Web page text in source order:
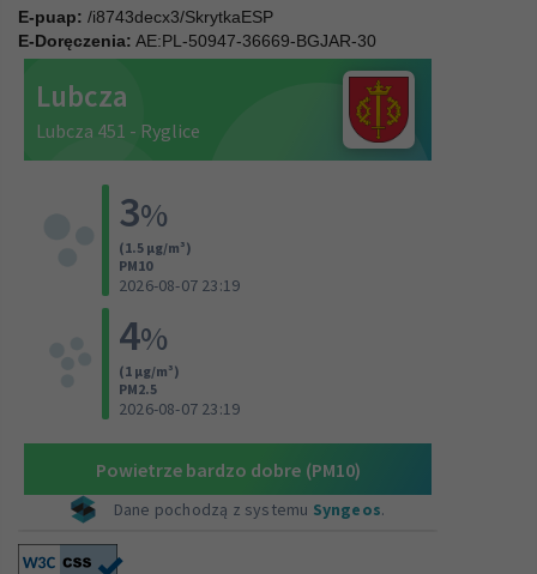
E-puap: /i8743decx3/SkrytkaESP
E-Doręczenia: AE:PL-50947-36669-BGJAR-30